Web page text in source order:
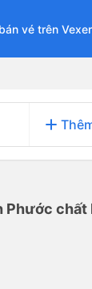
vé trên
add
Phước